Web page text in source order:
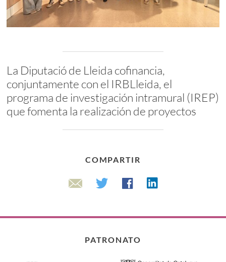
La Diputació de Lleida cofinancia,
conjuntamente con el IRBLleida, el
programa de investigación intramural (IREP)
que fomenta la realización de proyectos
COMPARTIR
Email Twitter FacebookLinkedin
PATRONATO